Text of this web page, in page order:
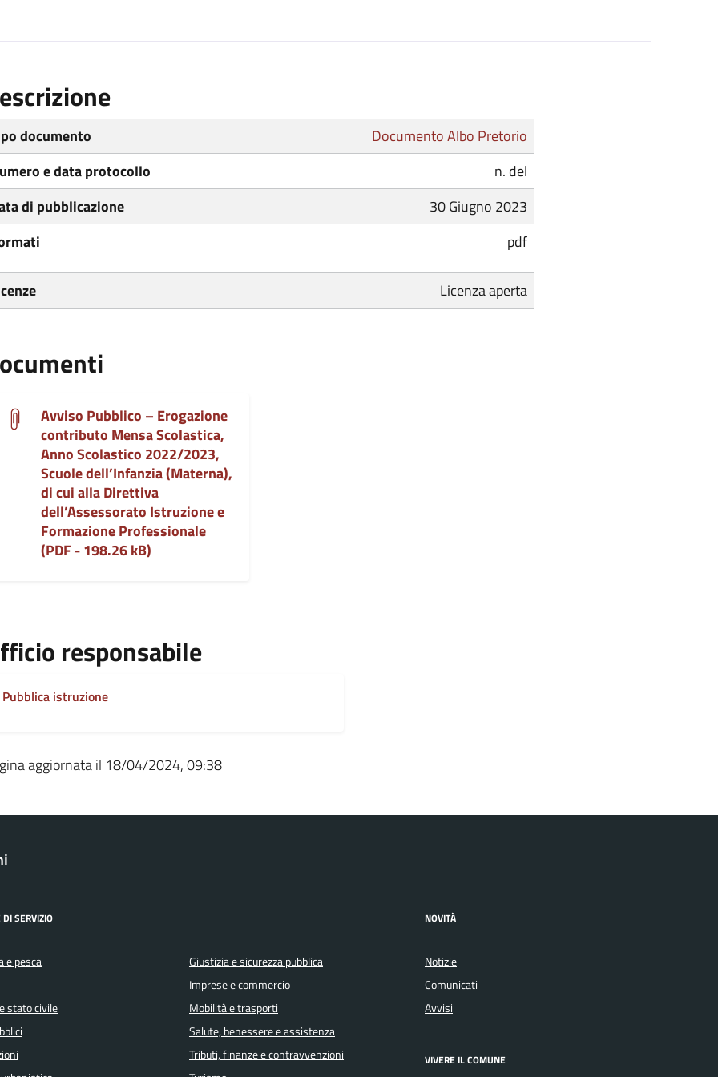
documento
Documento Albo Pretorio
e data protocollo
n. del
di pubblicazione
30 Giugno 2023
pdf
Licenza aperta
Avviso Pubblico – Erogazione
contributo Mensa Scolastica,
Anno Scolastico 2022/2023,
Scuole dell’Infanzia (Materna),
di cui alla Direttiva
dell’Assessorato Istruzione e
Formazione Professionale
(PDF - 198.26 kB)
responsabile
Pubblica istruzione
aggiornata il 18/04/2024, 09:38
DI SERVIZIO
e pesca
stato civile
Giustizia e sicurezza pubblica
Imprese e commercio
Mobilità e trasporti
Salute, benessere e assistenza
Tributi, finanze e contravvenzioni
NOVITÀ
Notizie
Comunicati
Avvisi
VIVERE IL COMUNE